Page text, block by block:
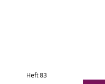
Heft 83